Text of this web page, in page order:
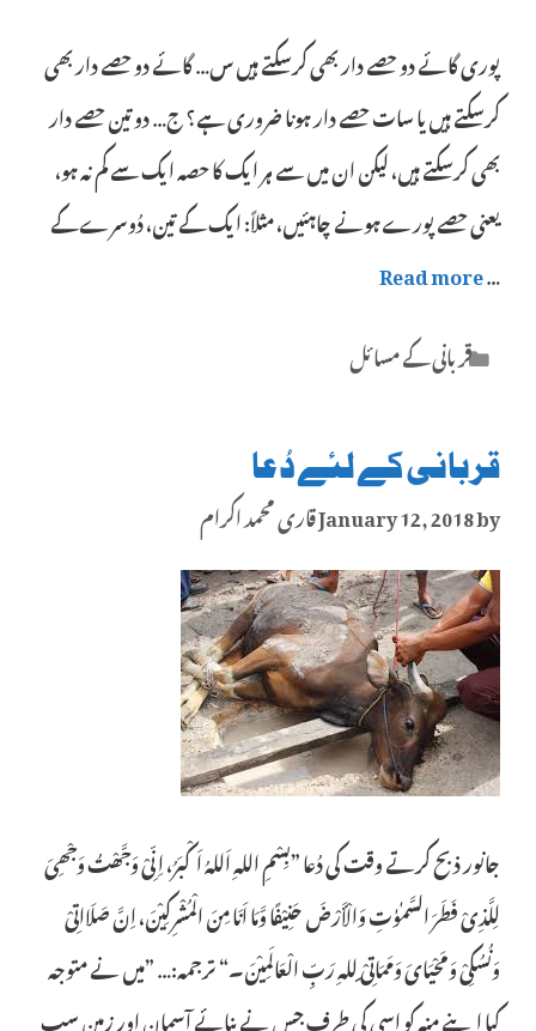
پوری گائے دو حصے دار بھی کرسکتے ہیں س… گائے دو حصے دار بھی
کرسکتے ہیں یا سات حصے دار ہونا ضروری ہے؟ ج… دو تین حصے دار
بھی کرسکتے ہیں، لیکن ان میں سے ہر ایک کا حصہ ایک سے کم نہ ہو،
یعنی حصے پورے ہونے چاہئیں، مثلاً: ایک کے تین، دُوسرے کے
…
Read more
Categories
قربانی کے مسائل
قربانی کے لئے دُعا
January 12, 2018by قاری محمد اکرام
جانور ذبح کرتے وقت کی دُعا ”بِسْمِ اللهِ اَللهُ اَکْبَرُ، اِنِّیْ وَجَّھْتُ وَجْھِیَ
لِلَّذِیْ فَطَرَ السَّمٰوٰتِ وَالْأَرْضَ حَنِیْفًا وَّمَا اَنَا مِنَ الْمُشْرِکِیْنَ، اِنَّ صَلَااتِیْ
وَنُسُکِیْ وَمَحْیَایَ وَمَمَاتِیْ ِللهِ رَبِّ الْعَالَمِیْنَ۔“ ترجمہ:… ”میں نے متوجہ
کیا اپنے منہ کو اسی کی طرف جس نے بنائے آسمان اور زمین سب